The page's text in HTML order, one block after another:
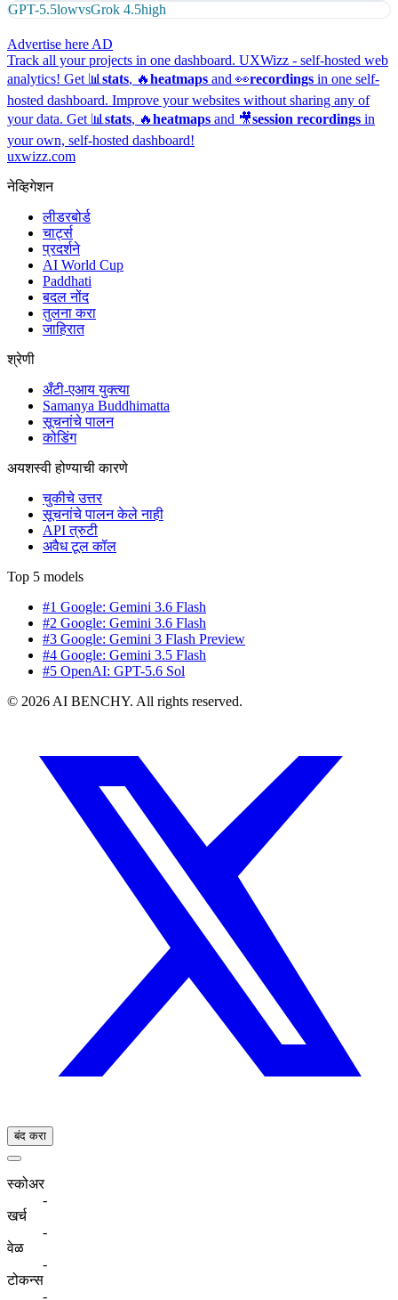
GPT-5.5lowvsGrok 4.5high
Advertise here AD
Track all your projects in one dashboard. UXWizz - self-hosted web
analytics! Get 📊 stats, 🔥heatmaps and 👀recordings in one self-
hosted dashboard. Improve your websites without sharing any of
your data. Get 📊 stats, 🔥heatmaps and 🎥session recordings in
your own, self-hosted dashboard!
uxwizz.com
नेव्हिगेशन
लीडरबोर्ड
चार्ट्स
प्रदर्शने
AI World Cup
Paddhati
बदल नोंद
तुलना करा
जाहिरात
श्रेणी
अँटी-एआय युक्त्या
Samanya Buddhimatta
सूचनांचे पालन
कोडिंग
अयशस्वी होण्याची कारणे
चुकीचे उत्तर
सूचनांचे पालन केले नाही
API त्रुटी
अवैध टूल कॉल
Top 5 models
#1 Google: Gemini 3.6 Flash
#2 Google: Gemini 3.6 Flash
#3 Google: Gemini 3 Flash Preview
#4 Google: Gemini 3.5 Flash
#5 OpenAI: GPT-5.6 Sol
© 2026 AI BENCHY. All rights reserved.
बंद करा
स्कोअर
-
खर्च
-
वेळ
-
टोकन्स
-